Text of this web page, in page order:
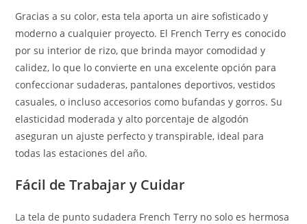
Gracias a su color, esta tela aporta un aire sofisticado y
moderno a cualquier proyecto. El French Terry es conocido
por su interior de rizo, que brinda mayor comodidad y
calidez, lo que lo convierte en una excelente opción para
confeccionar sudaderas, pantalones deportivos, vestidos
casuales, o incluso accesorios como bufandas y gorros. Su
elasticidad moderada y alto porcentaje de algodón
aseguran un ajuste perfecto y transpirable, ideal para
todas las estaciones del año.
Fácil de Trabajar y Cuidar
La tela de punto sudadera French Terry no solo es hermosa